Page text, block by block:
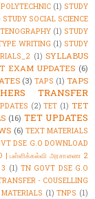
(1) STUDY
STUDY SOCIAL SCIENCE
(1) STUDY
WRITING (1) STUDY
(1) SYLLABUS
EXAM UPDATES (6)
(3) TAPS (1) TAPS
TRANSFER
(2) TET (1) TET
(16) TET UPDATES
(6) TEXT MATERIALS
DSE G.O DOWNLOAD
| பள்ளிக்கல்வி அரசாணை 2
(1) TN GOVT DSE G.O
- COUSELLING
(1) TNPS (1)